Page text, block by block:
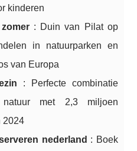
kinderen
: Duin van Pilat op
in natuurparken en
van Europa
: Perfecte combinatie
met 2,3 miljoen
2024
nederland : Boek